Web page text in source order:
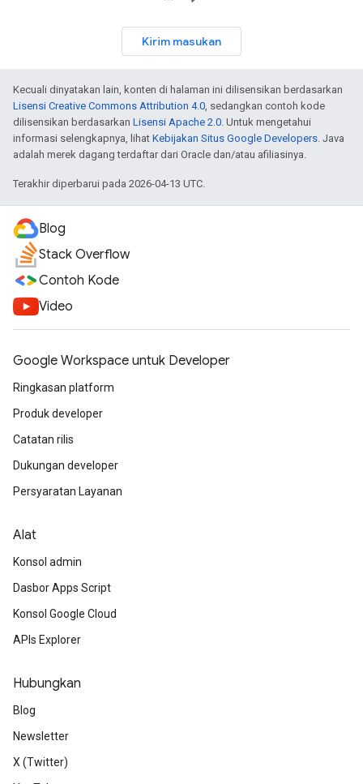
Kirim masukan
Kecuali dinyatakan lain, konten di halaman ini dilisensikan berdasarkan
Lisensi Creative Commons Attribution 4.0, sedangkan contoh kode
dilisensikan berdasarkan Lisensi Apache 2.0. Untuk mengetahui
informasi selengkapnya, lihat Kebijakan Situs Google Developers. Java
adalah merek dagang terdaftar dari Oracle dan/atau afiliasinya.
Terakhir diperbarui pada 2026-04-13 UTC.
Blog
Stack Overflow
Contoh Kode
Video
Google Workspace untuk Developer
Ringkasan platform
Produk developer
Catatan rilis
Dukungan developer
Persyaratan Layanan
Alat
Konsol admin
Dasbor Apps Script
Konsol Google Cloud
APIs Explorer
Hubungkan
Blog
Newsletter
X (Twitter)